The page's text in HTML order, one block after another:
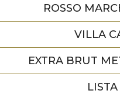
ROSSO
VILLA
EXTRA BRUT